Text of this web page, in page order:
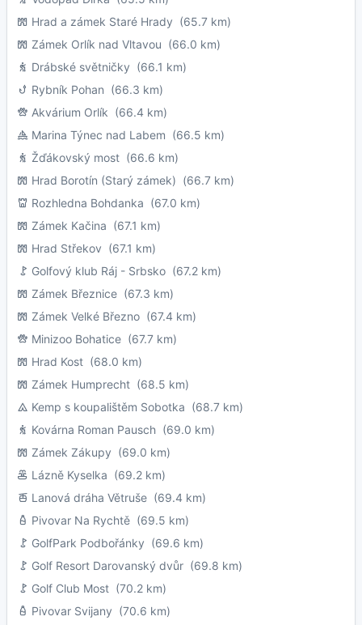
Hrad a zámek Staré Hrady (65.7 km)
Zámek Orlík nad Vltavou (66.0 km)
Drábské světničky (66.1 km)
Rybník Pohan (66.3 km)
Akvárium Orlík (66.4 km)
Marina Týnec nad Labem (66.5 km)
Žďákovský most (66.6 km)
Hrad Borotín (Starý zámek) (66.7 km)
Rozhledna Bohdanka (67.0 km)
Zámek Kačina (67.1 km)
Hrad Střekov (67.1 km)
Golfový klub Ráj - Srbsko (67.2 km)
Zámek Březnice (67.3 km)
Zámek Velké Březno (67.4 km)
Minizoo Bohatice (67.7 km)
Hrad Kost (68.0 km)
Zámek Humprecht (68.5 km)
Kemp s koupalištěm Sobotka (68.7 km)
Kovárna Roman Pausch (69.0 km)
Zámek Zákupy (69.0 km)
Lázně Kyselka (69.2 km)
Lanová dráha Větruše (69.4 km)
Pivovar Na Rychtě (69.5 km)
GolfPark Podbořánky (69.6 km)
Golf Resort Darovanský dvůr (69.8 km)
Golf Club Most (70.2 km)
Pivovar Svijany (70.6 km)